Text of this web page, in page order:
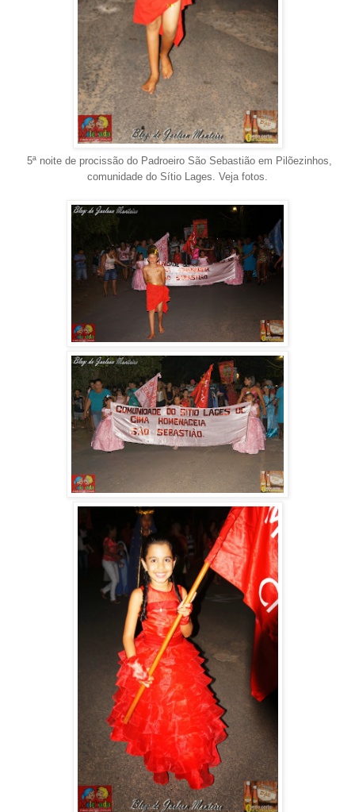
5ª noite de procissão do Padroeiro São Sebastião em Pilõezinhos,
comunidade do Sítio Lages. Veja fotos.